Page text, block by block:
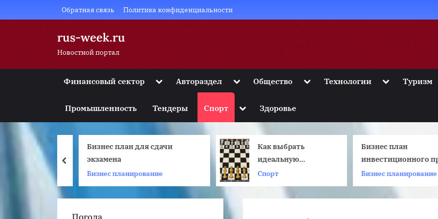
to
Обратная связь Политика конфиденциальности
rus-week.ru
Новостной портал
Финансовый сектор Toggle
Toggle
menu
Toggle
menu
sub-
Автораздел Toggle
menu
Общество ToggleТехнологии ToggleТуризм
Промышленность Тендеры Спорт Toggle
menu
Здоровье
фасада
Бизнес план для сдачи
экзамена
Бизнес планирование
Как выбрать
идеальную
шахматную доску
для дома и турниров
Спорт
Бизнес план
инвестиционного
включает в. Что такое
бизнес план
инвестиционного
Бизнес планирование
prev